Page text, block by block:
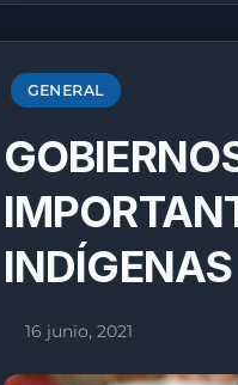
GENERAL
16 junio, 2021